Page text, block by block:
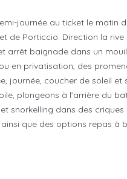
journée au ticket le matin
de Porticcio. Direction la rive
arrêt baignade dans un
en privatisation, des
journée, coucher de soleil et
plongeons à l’arrière du
snorkelling dans des
que des options repas à